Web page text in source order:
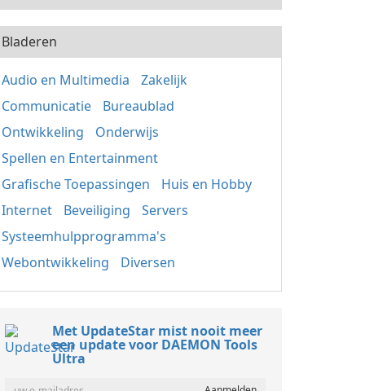
Bladeren
Audio en Multimedia
Zakelijk
Communicatie
Bureaublad
Ontwikkeling
Onderwijs
Spellen en Entertainment
Grafische Toepassingen
Huis en Hobby
Internet
Beveiliging
Servers
Systeemhulpprogramma's
Webontwikkeling
Diversen
Met UpdateStar mist nooit meer
een update voor DAEMON Tools
Ultra